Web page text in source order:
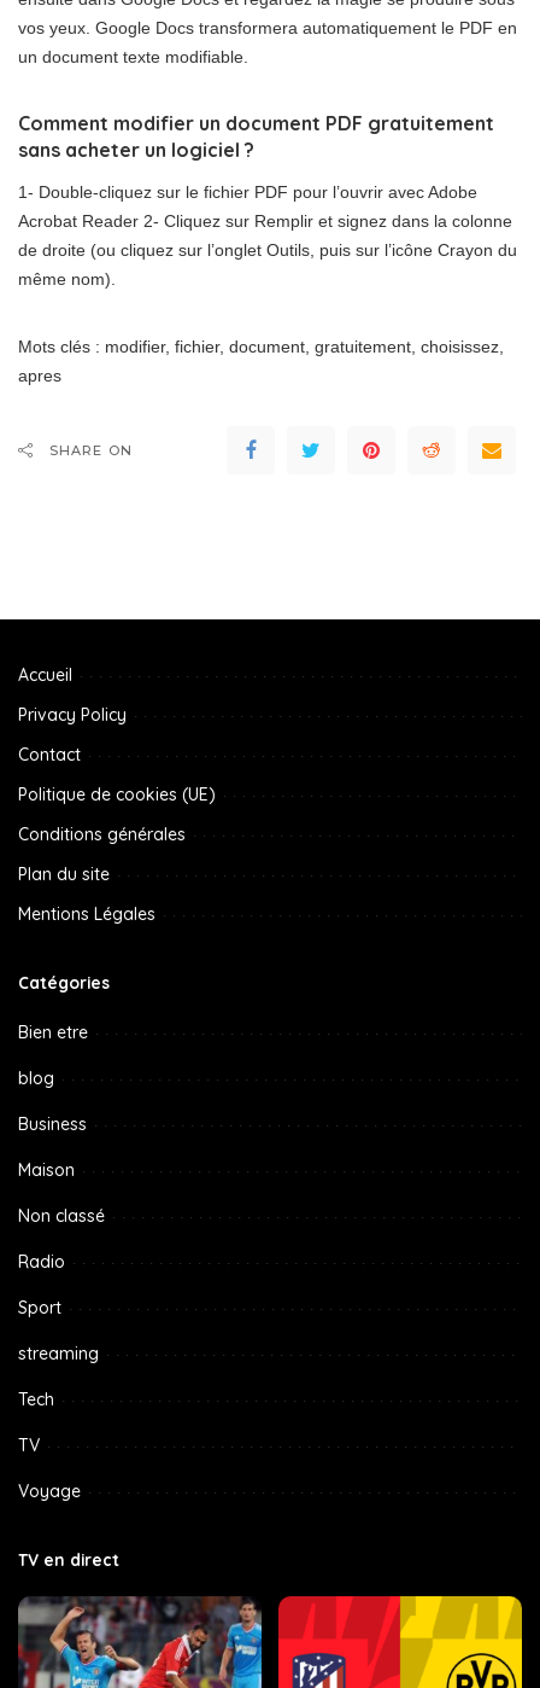
vos yeux. Google Docs transformera automatiquement le PDF en
un document texte modifiable.
Comment modifier un document PDF gratuitement
sans acheter un logiciel ?
1- Double-cliquez sur le fichier PDF pour l’ouvrir avec Adobe
Acrobat Reader 2- Cliquez sur Remplir et signez dans la colonne
de droite (ou cliquez sur l’onglet Outils, puis sur l’icône Crayon du
même nom).
Mots clés : modifier, fichier, document, gratuitement, choisissez,
apres
SHARE ON
Accueil
Privacy Policy
Contact
Politique de cookies (UE)
Conditions générales
Plan du site
Mentions Légales
Catégories
Bien etre
blog
Business
Maison
Non classé
Radio
Sport
streaming
Tech
TV
Voyage
TV en direct